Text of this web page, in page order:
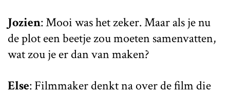
Jozien: Mooi was het zeker. Maar als je nu
de plot een beetje zou moeten samenvatten,
wat zou je er dan van maken?
Else: Filmmaker denkt na over de film die